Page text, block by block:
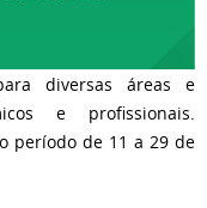
diversas áreas e
e profissionais.
período de 11 a 29 de